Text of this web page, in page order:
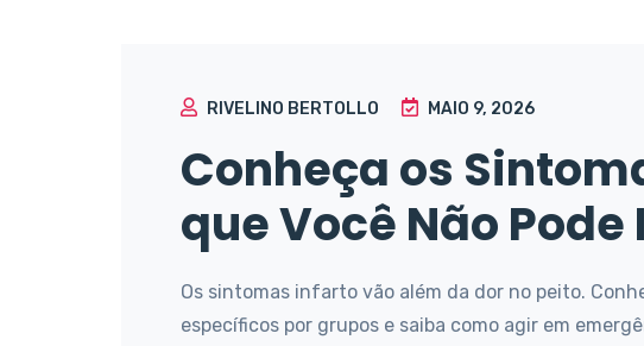
RIVELINO BERTOLLO MAIO 9, 2026
Conheça os
que Você Não
Os sintomas infarto vão além da dor no peito.
específicos por grupos e saiba como agir em